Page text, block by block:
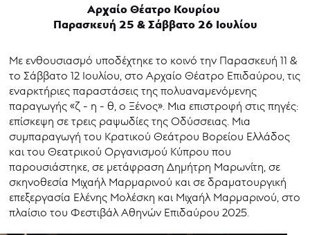
Αρχαίο Θέατρο Κουρίου
Παρασκευή 25 & Σάββατο 26 Ιουλίου
Με ενθουσιασμό υποδέχτηκε το κοινό την Παρασκευή 11 &
το Σάββατο 12 Ιουλίου, στο Αρχαίο Θέατρο Επιδαύρου, τις
εναρκτήριες παραστάσεις της πολυαναμενόμενης
παραγωγής «ζ - η - θ, ο Ξένος». Μια επιστροφή στις πηγές:
επίσκεψη σε τρεις ραψωδίες της Οδύσσειας. Μια
συμπαραγωγή του Κρατικού Θεάτρου Βορείου Ελλάδος
και του Θεατρικού Οργανισμού Κύπρου που
παρουσιάστηκε, σε μετάφραση Δημήτρη Μαρωνίτη, σε
σκηνοθεσία Μιχαήλ Μαρμαρινού και σε δραματουργική
επεξεργασία Ελένης Μολέσκη και Μιχαήλ Μαρμαρινού, στο
πλαίσιο του Φεστιβάλ Αθηνών Επιδαύρου 2025.